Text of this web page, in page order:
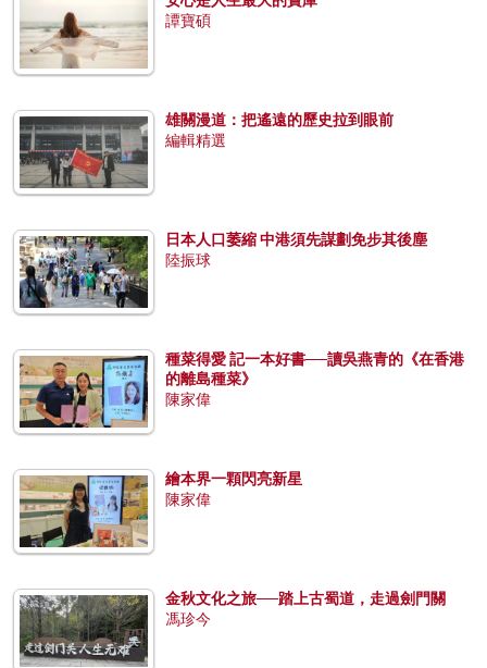
譚寶碩
雄關漫道：把遙遠的歷史拉到眼前
編輯精選
日本人口萎縮 中港須先謀劃免步其後塵
陸振球
種菜得愛 記一本好書──讀吳燕青的《在香港
的離島種菜》
陳家偉
繪本界一顆閃亮新星
陳家偉
金秋文化之旅──踏上古蜀道，走過劍門關
馮珍今